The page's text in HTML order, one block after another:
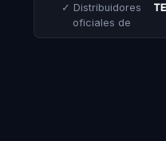
✓ Distribuidores
oficiales de